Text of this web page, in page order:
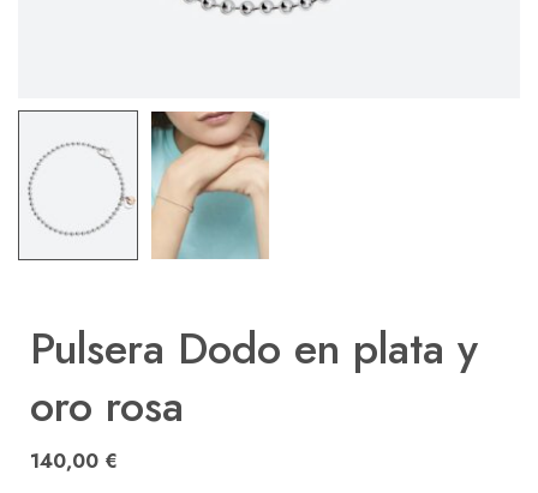
Pulsera Dodo en plata y
oro rosa
140,00 €